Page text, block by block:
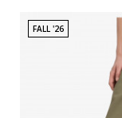
FALL '26